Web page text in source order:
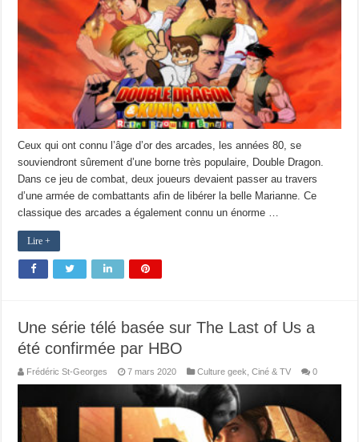
Ceux qui ont connu l’âge d’or des arcades, les années 80, se
souviendront sûrement d’une borne très populaire, Double Dragon.
Dans ce jeu de combat, deux joueurs devaient passer au travers
d’une armée de combattants afin de libérer la belle Marianne. Ce
classique des arcades a également connu un énorme …
Lire +
Une série télé basée sur The Last of Us a
été confirmée par HBO
Frédéric St-Georges 7 mars 2020 Culture geek,Ciné & TV 0